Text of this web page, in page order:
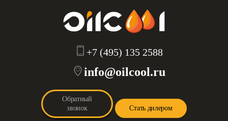
+7 (495) 135 2588
info@oilcool.ru
Обратный
звонок
Стать дилером